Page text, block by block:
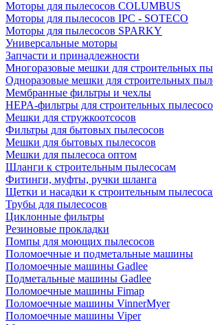
Моторы для пылесосов COLUMBUS
Моторы для пылесосов IPC - SOTECO
Моторы для пылесосов SPARKY
Универсальные моторы
Запчасти и принадлежности
Многоразовые мешки для строительных
Одноразовые мешки для строительных
Мембранные фильтры и чехлы
HEPA-фильтры для строительных
Мешки для стружкоотсосов
Фильтры для бытовых пылесосов
Мешки для бытовых пылесосов
Мешки для пылесоса оптом
Шланги к строительным пылесосам
Фитинги, муфты, ручки шланга
Щетки и насадки к строительным
Трубы для пылесосов
Циклонные фильтры
Резиновые прокладки
Помпы для моющих пылесосов
Поломоечные и подметальные машины
Поломоечные машины Gadlee
Подметальные машины Gadlee
Поломоечные машины Fimap
Поломоечные машины VinnerMyer
Поломоечные машины Viper